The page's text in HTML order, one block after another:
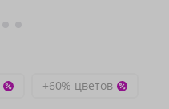
+60% цветов